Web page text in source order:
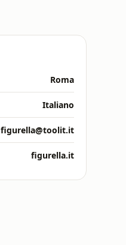
Roma
Italiano
figurella@toolit.it
figurella.it